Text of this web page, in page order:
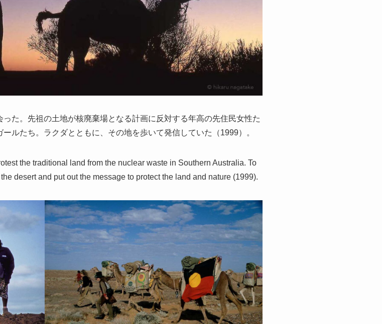
た。先祖の土地が核廃棄場となる計画に反対する年高の先住民女性た
ルたち。ラクダとともに、その地を歩いて発信していた（1999）。
the traditional land from the nuclear waste in Southern Australia. To
desert and put out the message to protect the land and nature (1999).